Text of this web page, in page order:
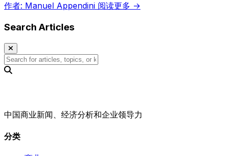
并加强与社会及产业的联系，确保学生能更好地融入劳动力市
作者: Manuel Appendini 阅读更多 →
Search Articles
中国商业新闻、经济分析和企业领导力
分类